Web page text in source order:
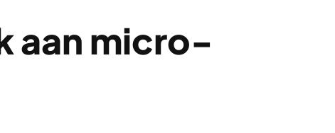
aan micro-